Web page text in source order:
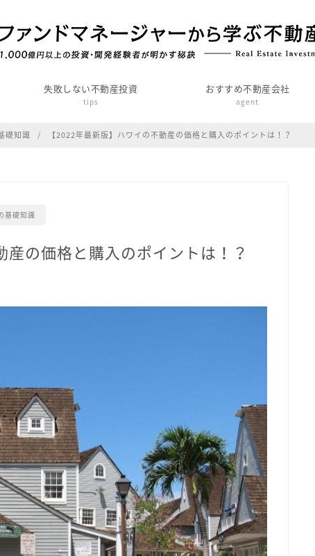
失敗しない不動産投資
tips
おすすめ不動産会社
agent
礎知識 【2022年最新版】ハワイの不動産の価格と購入のポイントは！？
基礎知識
産の価格と購入のポイントは！？